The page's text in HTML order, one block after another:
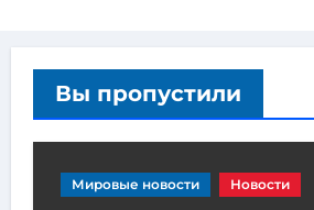
Вы пропустили
Мировые новости Новости